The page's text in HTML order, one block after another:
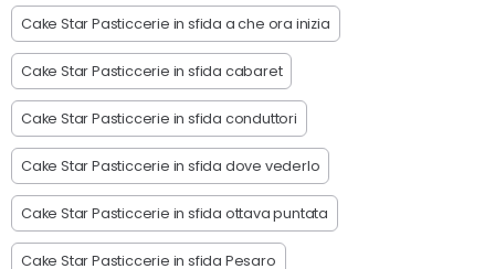
Cake Star Pasticcerie in sfida a che ora inizia
Cake Star Pasticcerie in sfida cabaret
Cake Star Pasticcerie in sfida conduttori
Cake Star Pasticcerie in sfida dove vederlo
Cake Star Pasticcerie in sfida ottava puntata
Cake Star Pasticcerie in sfida Pesaro